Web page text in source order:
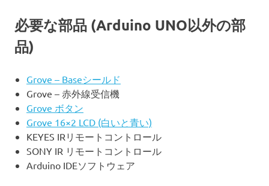
必要な部品 (Arduino UNO以外の部
品)
Grove – Baseシールド
Grove – 赤外線受信機
Grove ボタン
Grove 16×2 LCD (白いと青い)
KEYES IRリモートコントロール
SONY IR リモートコントロール
Arduino IDEソフトウェア